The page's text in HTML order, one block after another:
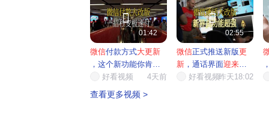

01:42
微信付款方式大更新
，这个新功能你肯定
没试过
好看视频 4天前

02:55
微信正式推送新版更
新 ，通话界面迎来全
面升级
好看视频昨天18:02
查看更多视频 >